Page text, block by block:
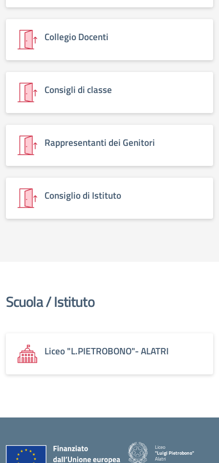
Collegio Docenti
Consigli di classe
Rappresentanti dei Genitori
Consiglio di Istituto
Scuola / Istituto
Liceo "L.PIETROBONO"- ALATRI
Liceo
"Luigi Pietrobono"
Alatri